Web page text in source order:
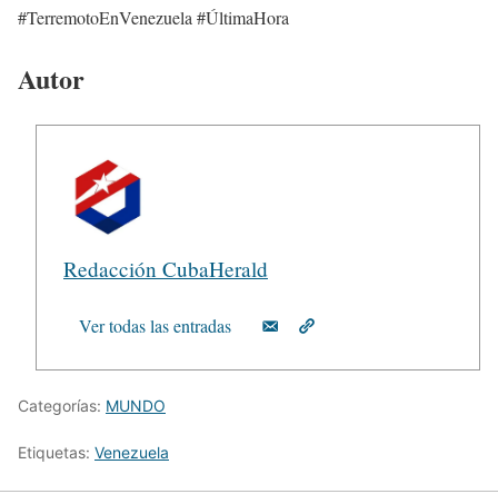
#TerremotoEnVenezuela #ÚltimaHora
Autor
Redacción CubaHerald
Ver todas las entradas
Categorías: MUNDO
Etiquetas: Venezuela